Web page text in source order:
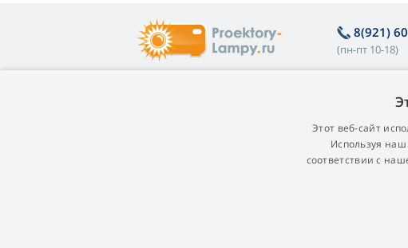
8(921)
(пн-пт 10-18)
О
Простой
Этот веб-сайт
Используя
соответствии с